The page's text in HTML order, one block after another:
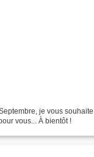
je vous
vous... À bientôt !